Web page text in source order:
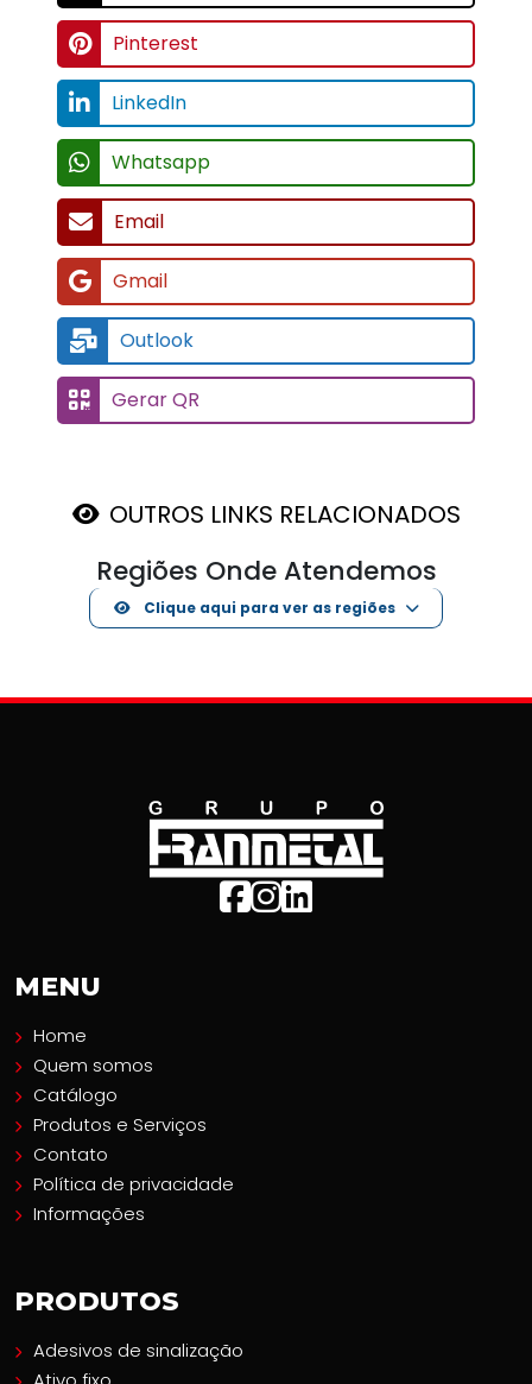
Pinterest
LinkedIn
Whatsapp
Email
Gmail
Outlook
Gerar QR
OUTROS LINKS RELACIONADOS
Regiões Onde Atendemos
Clique aqui para ver as regiões
MENU
Home
Quem somos
Catálogo
Produtos e Serviços
Contato
Política de privacidade
Informações
PRODUTOS
Adesivos de sinalização